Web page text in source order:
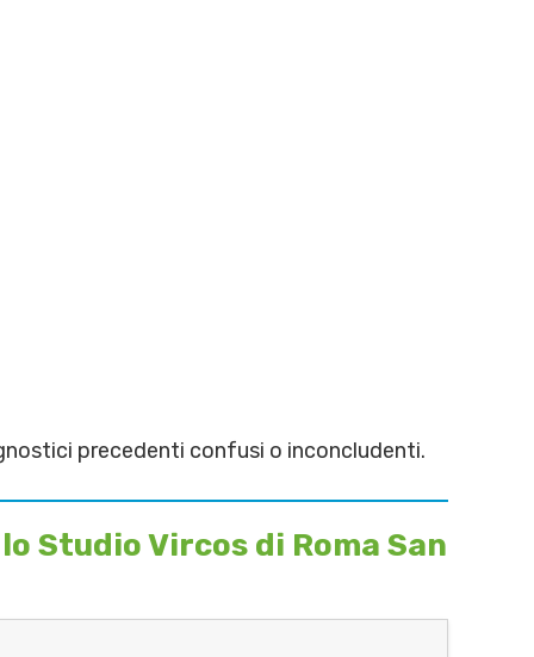
precedenti confusi o inconcludenti.
Studio Vircos di Roma San